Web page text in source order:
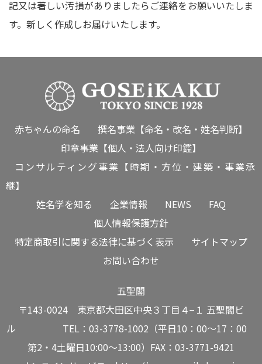
記又は著しい汚損がありましたらご連絡をお願いいたしま
す。新しく作成しお届けいたします。
赤ちゃんの命名
撰名事業【命名・改名・姓名判断】
印章事業【個人・法人向け印鑑】
コンサルティング事業【時期・方位・建築・事業承
継】
姓名学を知る
企業情報 NEWS
FAQ
個人情報保護方針
特定商取引に関する法律に基づく表示
サイトマップ
お問い合わせ
五聖閣
〒143-0024 東京都大田区中央３丁目４−１ 五聖閣ビ
ル TEL：03-3778-1002（平日10：00～17：00
第2・4土曜日10:00～13:00）FAX：03-3771-9421